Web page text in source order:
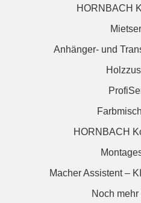
HORNBACH
Anhänger- und
HORNBACH
Macher Assistent –
Noch